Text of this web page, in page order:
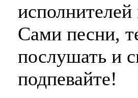
Сами песни,
послушать и
подпевайте!